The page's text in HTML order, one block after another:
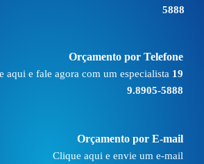
5888
Orçamento por Telefone
aqui e fale agora com um especialista 19
9.8905-5888
Orçamento por E-mail
Clique aqui e envie um e-mail